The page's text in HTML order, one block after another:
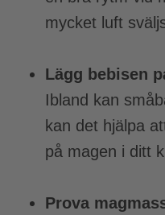
mycket luft
Lägg bebisen
Ibland kan
kan det hjälpa
på magen i ditt
Prova